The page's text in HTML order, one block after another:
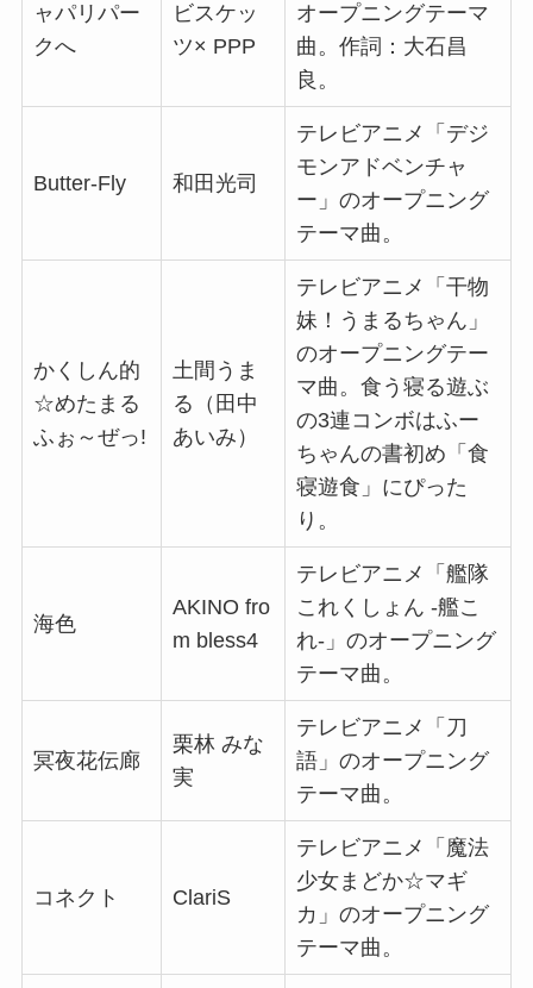
ャパリパー
クへ
ビスケッ
ツ× PPP
オープニングテーマ
曲。作詞：大石昌
良。
Butter-Fly 和田光司
テレビアニメ「デジ
モンアドベンチャ
ー」のオープニング
テーマ曲。
かくしん的
☆めたまる
ふぉ～ぜっ!
土間うま
る（田中
あいみ）
テレビアニメ「干物
妹！うまるちゃん」
のオープニングテー
マ曲。食う寝る遊ぶ
の3連コンボはふー
ちゃんの書初め「食
寝遊食」にぴった
り。
海色
AKINO fro
m bless4
テレビアニメ「艦隊
これくしょん -艦こ
れ-」のオープニング
テーマ曲。
冥夜花伝廊
栗林 みな
実
テレビアニメ「刀
語」のオープニング
テーマ曲。
コネクト ClariS
テレビアニメ「魔法
少女まどか☆マギ
カ」のオープニング
テーマ曲。